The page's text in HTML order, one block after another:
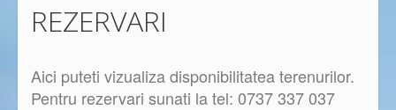
REZERVARI
Aici puteti vizualiza disponibilitatea terenurilor.
Pentru rezervari sunati la tel: 0737 337 037